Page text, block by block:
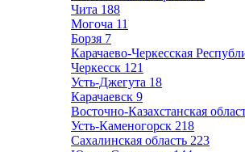
Чита 188
Могоча 11
Борзя 7
Карачаево-Черкесская
Черкесск 121
Усть-Джегута 18
Карачаевск 9
Восточно-Казахстанская
Усть-Каменогорск 218
Сахалинская область 223